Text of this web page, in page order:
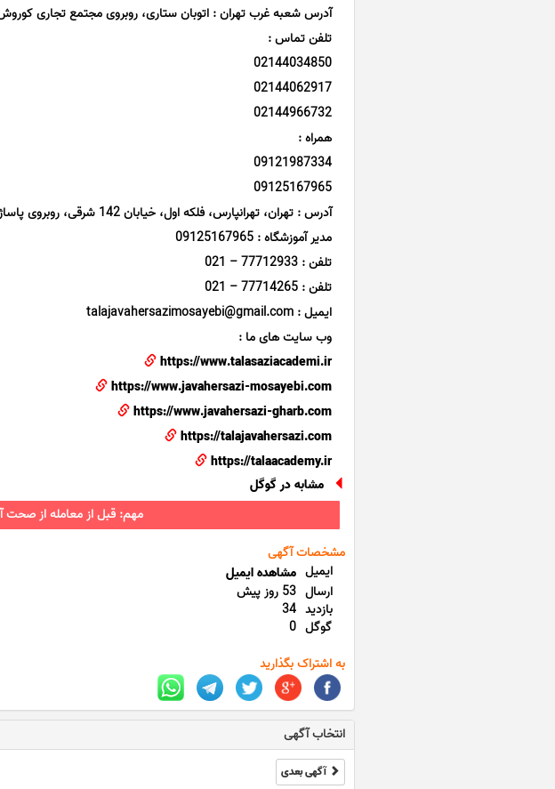
آدرس شعبه غرب تهران : اتوبان ستاری، روبروى مجتمع تجاری کوروش، پلاک ٩٢، طبقه
تلفن تماس :
02144034850
02144062917
02144966732
همراه :
09121987334
09125167965
آدرس : تهران، تهرانپارس، فلکه اول، خیابان 142 شرقی، روبروی پاساژ سپید، پلاک 39، واحد 7
مدیر آموزشگاه : 09125167965
تلفن : 77712933 – 021
تلفن : 77714265 – 021
ایمیل : talajavahersazimosayebi@gmail.com
وب سایت های ما :
https://www.talasaziacademi.ir
https://www.javahersazi-mosayebi.com
https://www.javahersazi-gharb.com
https://talajavahersazi.com
https://talaacademy.ir
مشابه در گوگل
مهم: قبل از معامله از
مشخصات آگهی
ایمیل مشاهده ایمیل
ارسال 53 روز پیش
بازدید 34
گوگل 0
به اشتراک بگذارید
انتخاب آگهی
آگهی بعدی